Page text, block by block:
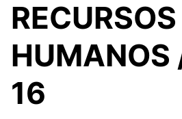
RECURSOS
16